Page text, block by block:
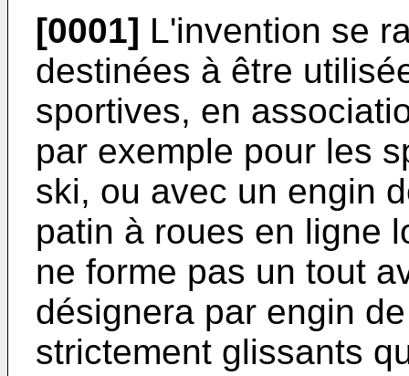
[0001] L'invention se
destinées à être
sportives, en
par exemple pour les
ski, ou avec un engin
patin à roues en ligne
ne forme pas un tout
désignera par engin
strictement glissants